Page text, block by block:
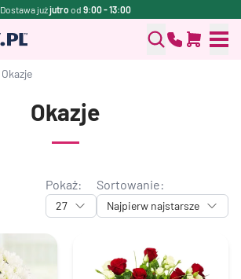
Dostawa jużjutro od 9:00 - 13:00
Okazje
Okazje
Pokaż:
27
Sortowanie:
Najpierw najstarsze